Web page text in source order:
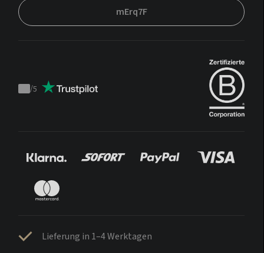
mErq7F
Trustpilot
/5
Lieferung in 1–4 Werktagen